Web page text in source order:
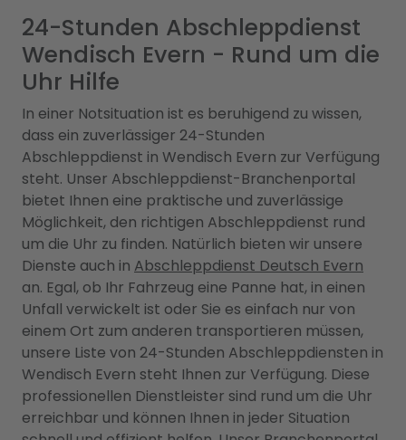
24-Stunden Abschleppdienst
Wendisch Evern - Rund um die
Uhr Hilfe
In einer Notsituation ist es beruhigend zu wissen,
dass ein zuverlässiger 24-Stunden
Abschleppdienst in Wendisch Evern zur Verfügung
steht. Unser Abschleppdienst-Branchenportal
bietet Ihnen eine praktische und zuverlässige
Möglichkeit, den richtigen Abschleppdienst rund
um die Uhr zu finden. Natürlich bieten wir unsere
Dienste auch in Abschleppdienst Deutsch Evern
an. Egal, ob Ihr Fahrzeug eine Panne hat, in einen
Unfall verwickelt ist oder Sie es einfach nur von
einem Ort zum anderen transportieren müssen,
unsere Liste von 24-Stunden Abschleppdiensten in
Wendisch Evern steht Ihnen zur Verfügung. Diese
professionellen Dienstleister sind rund um die Uhr
erreichbar und können Ihnen in jeder Situation